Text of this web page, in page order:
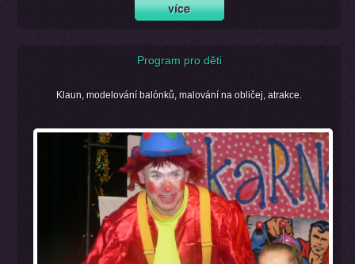
Program pro děti
Klaun, modelování balónků, malování na obličej, atrakce.